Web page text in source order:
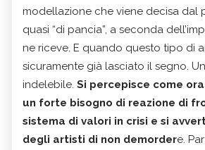
modellazione che viene decisa dal
quasi “di pancia”, a seconda
ne riceve. E quando questo tipo di
sicuramente già lasciato il segno.
indelebile. Si percepisce come
un forte bisogno di reazione di
sistema di valori in crisi e si
degli artisti di non demordere.